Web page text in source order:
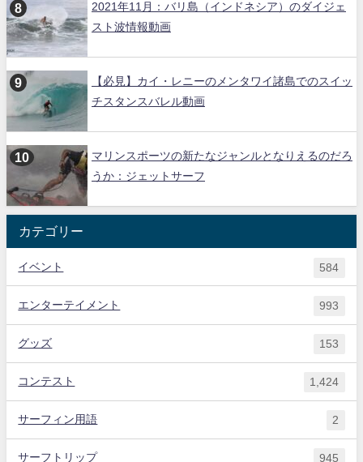
2021年11月：バリ島（インドネシア）のダイジェ
スト波情報動画
【必見】カイ・レニーのメンタワイ諸島でのスイッ
チスタンスバレル動画
マリンスポーツの新たなジャンルとなりえるのだろ
うか：ジェットサーフ
カテゴリー
イベント 584
エンターテイメント 993
グッズ 153
コンテスト 1,424
サーフィン用語 2
サーフトリップ 945